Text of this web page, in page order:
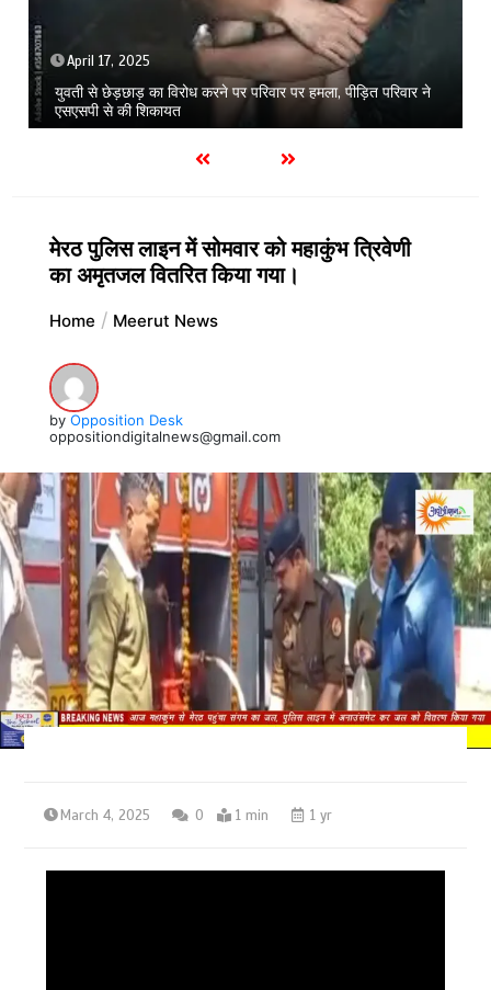
June 26, 2026 1 min
सोनी के प्यार में दीवानी सीता गोंडा से 550किमी दूर पहुंची मेरठ
मेरठ पुलिस लाइन में सोमवार को महाकुंभ त्रिवेणी
का अमृतजल वितरित किया गया।
Home Meerut News
by Opposition Desk
oppositiondigitalnews@gmail.com
March 4, 2025 0 1 min 1 yr